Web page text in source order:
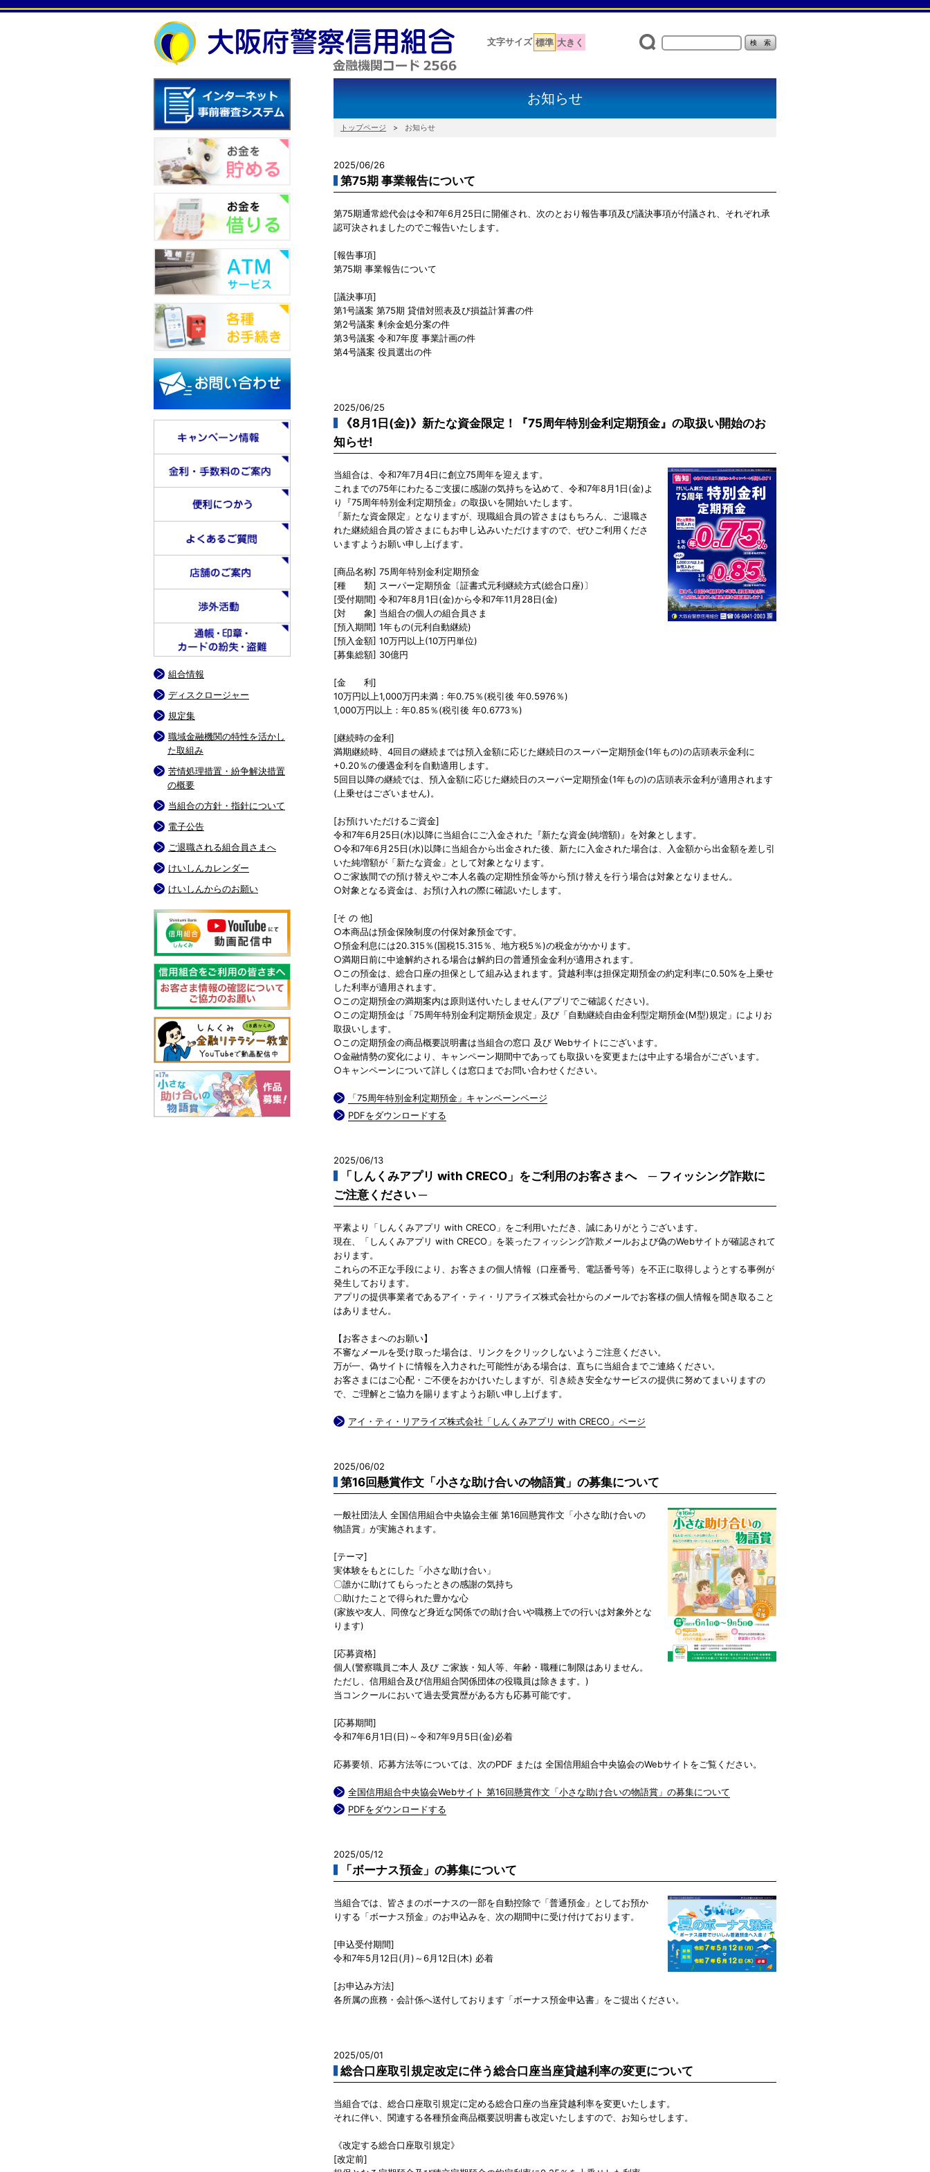
文字サイズ 標準 大きく
お知らせ
トップページ お知らせ
2025/06/26
第75期 事業報告について
第75期通常総代会は令和7年6月25日に開催され、次のとおり報告事項及び議決事項が付議され、それぞれ承
認可決されましたのでご報告いたします。
[報告事項]
第75期 事業報告について
[議決事項]
第1号議案 第75期 貸借対照表及び損益計算書の件
第2号議案 剰余金処分案の件
第3号議案 令和7年度 事業計画の件
第4号議案 役員選出の件
2025/06/25
《8月1日(金)》新たな資金限定！『75周年特別金利定期預金』の取扱い開始のお
知らせ!
当組合は、令和7年7月4日に創立75周年を迎えます。
これまでの75年にわたるご支援に感謝の気持ちを込めて、令和7年8月1日(金)よ
り『75周年特別金利定期預金』の取扱いを開始いたします。
「新たな資金限定」となりますが、現職組合員の皆さまはもちろん、ご退職さ
れた継続組合員の皆さまにもお申し込みいただけますので、ぜひご利用くださ
いますようお願い申し上げます。
[商品名称] 75周年特別金利定期預金
[種 類] スーパー定期預金〔証書式元利継続方式(総合口座)〕
[受付期間] 令和7年8月1日(金)から令和7年11月28日(金)
[対 象] 当組合の個人の組合員さま
[預入期間] 1年もの(元利自動継続)
[預入金額] 10万円以上(10万円単位)
[募集総額] 30億円
[金 利]
10万円以上1,000万円未満：年0.75％(税引後 年0.5976％)
1,000万円以上：年0.85％(税引後 年0.6773％)
[継続時の金利]
満期継続時、4回目の継続までは預入金額に応じた継続日のスーパー定期預金(1年もの)の店頭表示金利に
+0.20％の優遇金利を自動適用します。
5回目以降の継続では、預入金額に応じた継続日のスーパー定期預金(1年もの)の店頭表示金利が適用されます
(上乗せはございません)。
[お預けいただけるご資金]
令和7年6月25日(水)以降に当組合にご入金された『新たな資金(純増額)』を対象とします。
○令和7年6月25日(水)以降に当組合から出金された後、新たに入金された場合は、入金額から出金額を差し引
いた純増額が「新たな資金」として対象となります。
○ご家族間での預け替えやご本人名義の定期性預金等から預け替えを行う場合は対象となりません。
○対象となる資金は、お預け入れの際に確認いたします。
[そ の 他]
○本商品は預金保険制度の付保対象預金です。
○預金利息には20.315％(国税15.315％、地方税5％)の税金がかかります。
○満期日前に中途解約される場合は解約日の普通預金金利が適用されます。
○この預金は、総合口座の担保として組み込まれます。貸越利率は担保定期預金の約定利率に0.50%を上乗せ
した利率が適用されます。
○この定期預金の満期案内は原則送付いたしません(アプリでご確認ください)。
○この定期預金は「75周年特別金利定期預金規定」及び「自動継続自由金利型定期預金(M型)規定」によりお
取扱いします。
○この定期預金の商品概要説明書は当組合の窓口 及び Webサイトにございます。
○金融情勢の変化により、キャンペーン期間中であっても取扱いを変更または中止する場合がございます。
○キャンペーンについて詳しくは窓口までお問い合わせください。
「75周年特別金利定期預金」キャンペーンページ
PDFをダウンロードする
2025/06/13
「しんくみアプリ with CRECO」をご利用のお客さまへ ─ フィッシング詐欺に
ご注意ください ─
平素より「しんくみアプリ with CRECO」をご利用いただき、誠にありがとうございます。
現在、「しんくみアプリ with CRECO」を装ったフィッシング詐欺メールおよび偽のWebサイトが確認されて
おります。
これらの不正な手段により、お客さまの個人情報（口座番号、電話番号等）を不正に取得しようとする事例が
発生しております。
アプリの提供事業者であるアイ・ティ・リアライズ株式会社からのメールでお客様の個人情報を聞き取ること
はありません。
【お客さまへのお願い】
不審なメールを受け取った場合は、リンクをクリックしないようご注意ください。
万が一、偽サイトに情報を入力された可能性がある場合は、直ちに当組合までご連絡ください。
お客さまにはご心配・ご不便をおかけいたしますが、引き続き安全なサービスの提供に努めてまいりますの
で、ご理解とご協力を賜りますようお願い申し上げます。
アイ・ティ・リアライズ株式会社「しんくみアプリ with CRECO」ページ
2025/06/02
第16回懸賞作文「小さな助け合いの物語賞」の募集について
一般社団法人 全国信用組合中央協会主催 第16回懸賞作文「小さな助け合いの
物語賞」が実施されます。
[テーマ]
実体験をもとにした「小さな助け合い」
〇誰かに助けてもらったときの感謝の気持ち
〇助けたことで得られた豊かな心
(家族や友人、同僚など身近な関係での助け合いや職務上での行いは対象外とな
ります)
[応募資格]
個人(警察職員ご本人 及び ご家族・知人等、年齢・職種に制限はありません。
ただし、信用組合及び信用組合関係団体の役職員は除きます。)
当コンクールにおいて過去受賞歴がある方も応募可能です。
[応募期間]
令和7年6月1日(日)～令和7年9月5日(金)必着
応募要領、応募方法等については、次のPDF または 全国信用組合中央協会のWebサイトをご覧ください。
全国信用組合中央協会Webサイト 第16回懸賞作文「小さな助け合いの物語賞」の募集について
PDFをダウンロードする
2025/05/12
「ボーナス預金」の募集について
当組合では、皆さまのボーナスの一部を自動控除で「普通預金」としてお預か
りする「ボーナス預金」のお申込みを、次の期間中に受け付けております。
[申込受付期間]
令和7年5月12日(月)～6月12日(木) 必着
[お申込み方法]
各所属の庶務・会計係へ送付しております「ボーナス預金申込書」をご提出ください。
2025/05/01
総合口座取引規定改定に伴う総合口座当座貸越利率の変更について
当組合では、総合口座取引規定に定める総合口座の当座貸越利率を変更いたします。
それに伴い、関連する各種預金商品概要説明書も改定いたしますので、お知らせします。
《改定する総合口座取引規定》
[改定前]
組合情報
ディスクロージャー
規定集
職域金融機関の特性を活かし
た取組み
苦情処理措置・紛争解決措置
の概要
当組合の方針・指針について
電子公告
ご退職される組合員さまへ
けいしんカレンダー
けいしんからのお願い